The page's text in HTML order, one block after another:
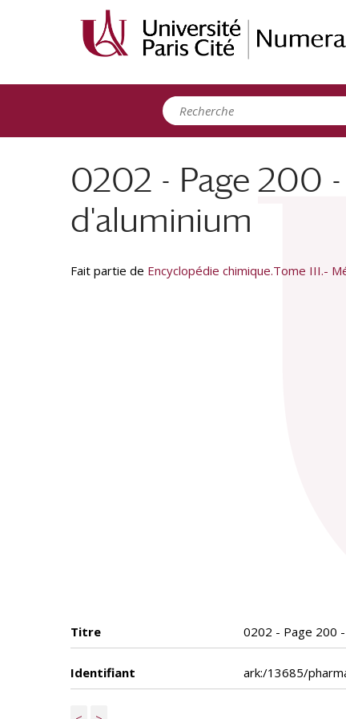
0202 - Page 200
d'aluminium
Fait partie de Encyclopédie chimique.Tome III.-
Titre 0202 - Page 200
Identifiant ark:/13685/
Panneau de gestion des cookies